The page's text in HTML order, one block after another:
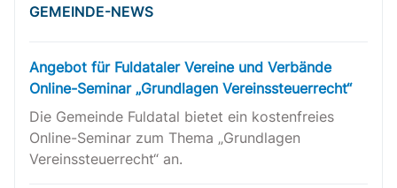
GEMEINDE-NEWS
Angebot für Fuldataler Vereine und Verbände
Online-Seminar „Grundlagen Vereinssteuerrecht“
Die Gemeinde Fuldatal bietet ein kostenfreies
Online-Seminar zum Thema „Grundlagen
Vereinssteuerrecht“ an.